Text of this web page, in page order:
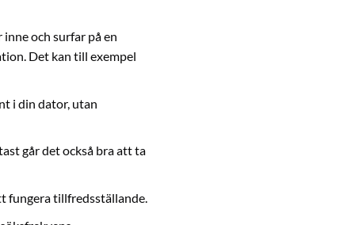
och surfar på en
Det kan till exempel
i din dator, utan
går det också bra att ta
fungera tillfredsställande.